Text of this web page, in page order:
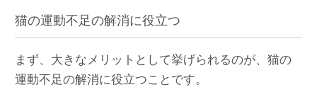
猫の運動不足の解消に役立つ
まず、大きなメリットとして挙げられるのが、猫の
運動不足の解消に役立つことです。